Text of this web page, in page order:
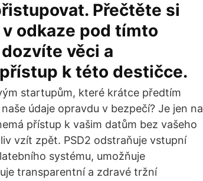
Přečtěte si
odkaze pod tímto
věci a
k této destičce.
startupům, které krátce předtím
údaje opravdu v bezpečí? Je jen na
přístup k vašim datům bez vašeho
vzít zpět. PSD2 odstraňuje vstupní
systému, umožňuje
transparentní a zdravé tržní